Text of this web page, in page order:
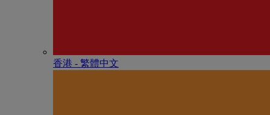
香港 - 繁體中文